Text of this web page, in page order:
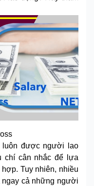
luôn được người lao
chí cân nhắc để lựa
Tuy nhiên, nhiều
cả những người